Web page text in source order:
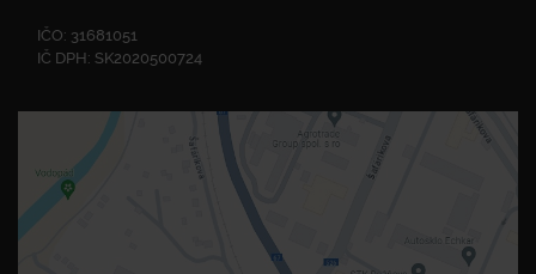
IČO: 31681051
IČ DPH: SK2020500724